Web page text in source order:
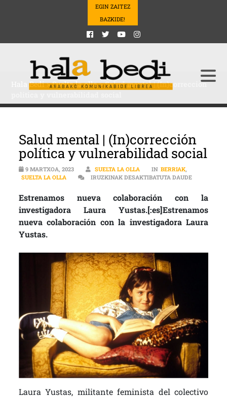
EGIN ZAITEZ
BAZKIDE!
Hala Bedi>Suelta la olla>Salud mental | (In)corrección
Salud mental | (In)corrección
política y vulnerabilidad social
9 MARTXOA, 2023 SUELTA LA OLLA IN BERRIAK,
SUELTA LA OLLA
IRUZKINAK DESAKTIBATUTA DAUDESALUD
Estrenamos nueva colaboración con la
investigadora Laura Yustas.[:es]Estrenamos
nueva colaboración con la investigadora Laura
Yustas.
Laura Yustas, militante feminista del colectivo